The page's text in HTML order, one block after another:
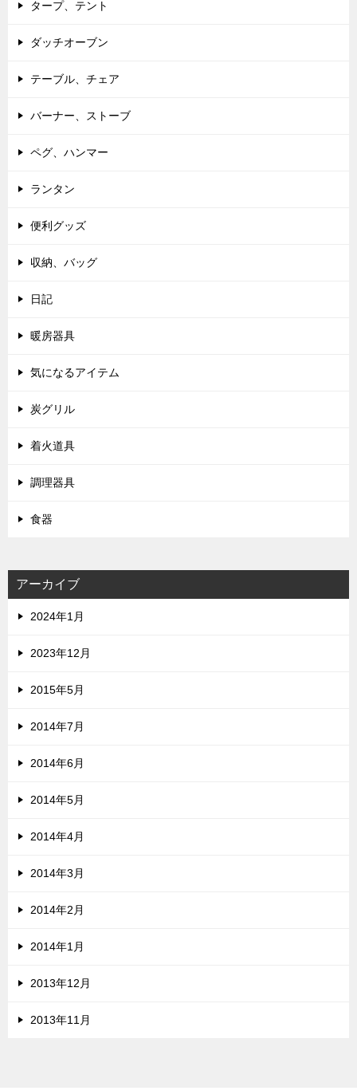
タープ、テント
ダッチオーブン
テーブル、チェア
バーナー、ストーブ
ペグ、ハンマー
ランタン
便利グッズ
収納、バッグ
日記
暖房器具
気になるアイテム
炭グリル
着火道具
調理器具
食器
アーカイブ
2024年1月
2023年12月
2015年5月
2014年7月
2014年6月
2014年5月
2014年4月
2014年3月
2014年2月
2014年1月
2013年12月
2013年11月